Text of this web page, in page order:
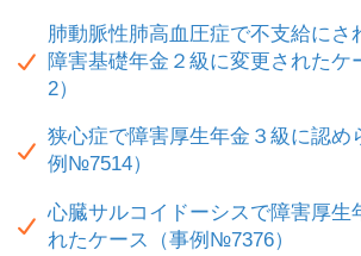
肺動脈性肺高血圧症で不支給にさ
障害基礎年金２級に変更された
2）
狭心症で障害厚生年金３級に認め
例№7514）
心臓サルコイドーシスで障害厚生
れたケース（事例№7376）